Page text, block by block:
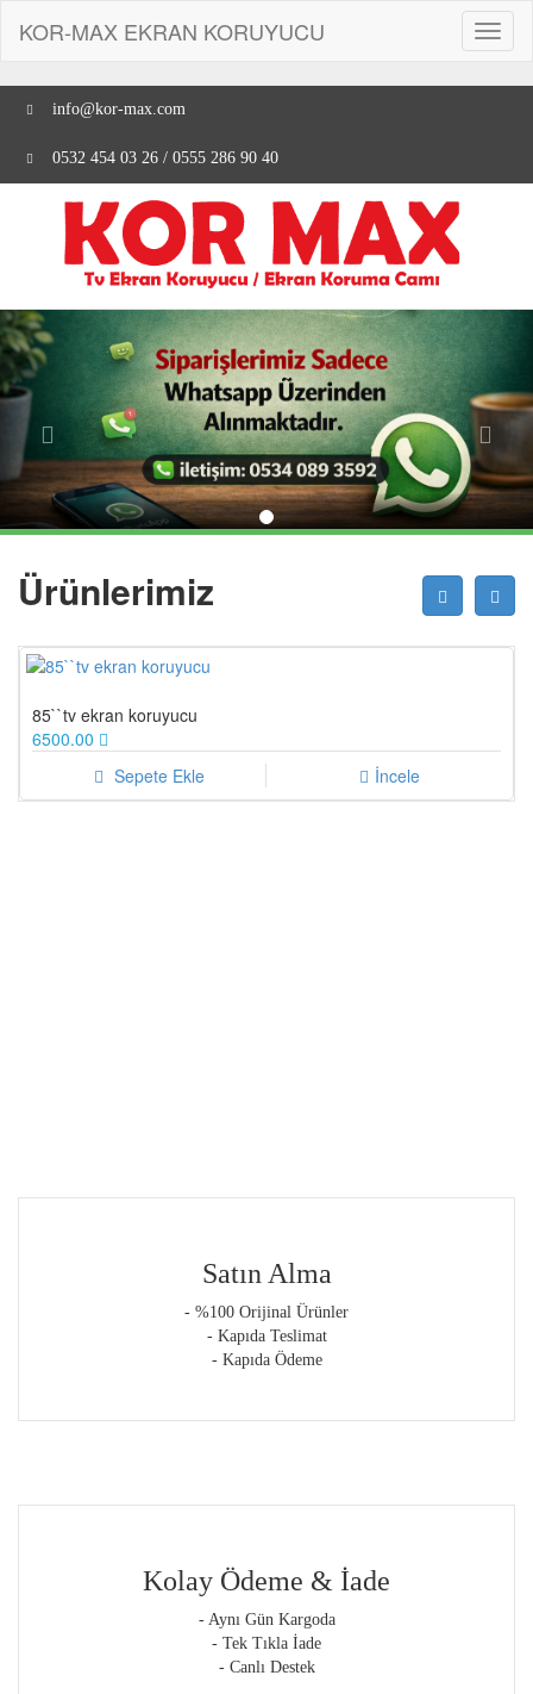
KOR-MAX EKRAN KORUYUCU
info@kor-max.com
0532 454 03 26 / 0555 286 90 40
Ürünlerimiz
85``tv ekran koruyucu
6500.00
Sepete Ekle
İncele
Satın Alma
- %100 Orijinal Ürünler
- Kapıda Teslimat
- Kapıda Ödeme
Kolay Ödeme & İade
- Aynı Gün Kargoda
- Tek Tıkla İade
- Canlı Destek